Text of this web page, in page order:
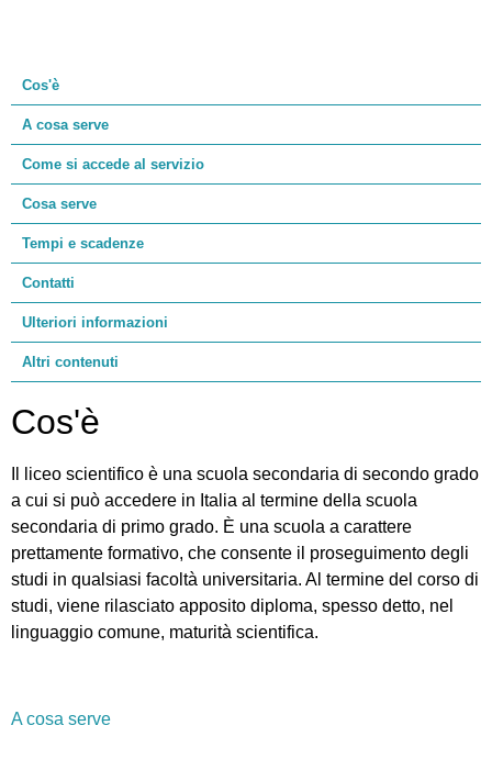
Cos'è
A cosa serve
Come si accede al servizio
Cosa serve
Tempi e scadenze
Contatti
Ulteriori informazioni
Altri contenuti
Cos'è
Il liceo scientifico è una scuola secondaria di secondo grado
a cui si può accedere in Italia al termine della scuola
secondaria di primo grado. È una scuola a carattere
prettamente formativo, che consente il proseguimento degli
studi in qualsiasi facoltà universitaria. Al termine del corso di
studi, viene rilasciato apposito diploma, spesso detto, nel
linguaggio comune, maturità scientifica.
A cosa serve